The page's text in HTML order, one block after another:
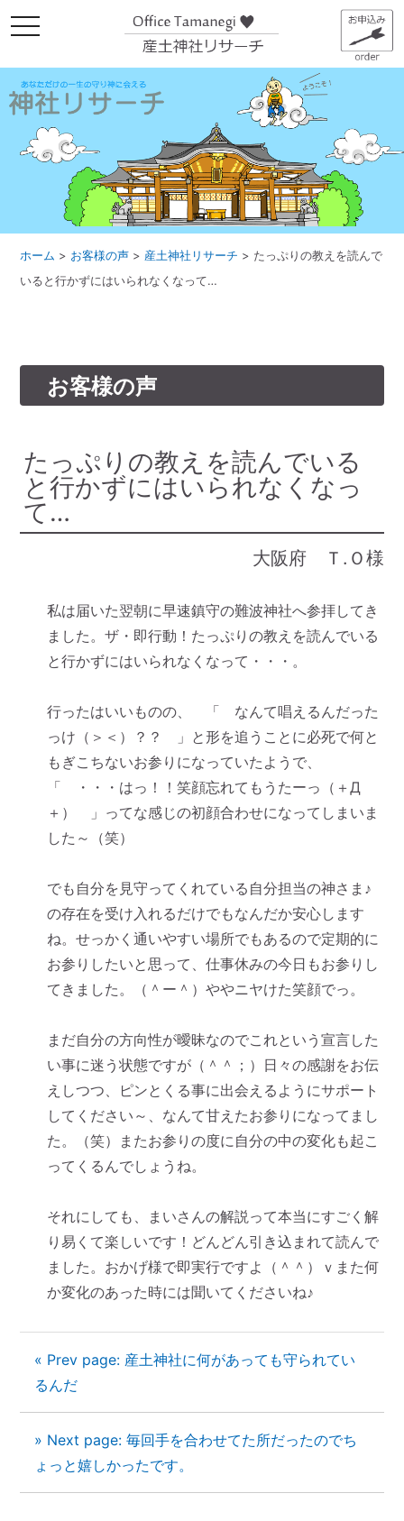
メ
ニ
ー
ホーム > お客様の声 > 産土神社リサーチ > たっぷりの教えを読んで
いると行かずにはいられなくなって…
お客様の声
たっぷりの教えを読んでいる
と行かずにはいられなくなっ
て…
大阪府 Ｔ.Ｏ様
私は届いた翌朝に早速鎮守の難波神社へ参拝してき
ました。ザ・即行動！たっぷりの教えを読んでいる
と行かずにはいられなくなって・・・。
行ったはいいものの、 「 なんて唱えるんだった
っけ（＞＜）？？ 」と形を追うことに必死で何と
もぎこちないお参りになっていたようで、
「 ・・・はっ！！笑顔忘れてもうたーっ（＋Д
＋） 」ってな感じの初顔合わせになってしまいま
した～（笑）
でも自分を見守ってくれている自分担当の神さま♪
の存在を受け入れるだけでもなんだか安心します
ね。せっかく通いやすい場所でもあるので定期的に
お参りしたいと思って、仕事休みの今日もお参りし
てきました。（＾ー＾）ややニヤけた笑顔でっ。
まだ自分の方向性が曖昧なのでこれという宣言した
い事に迷う状態ですが（＾＾；）日々の感謝をお伝
えしつつ、ピンとくる事に出会えるようにサポート
してください～、なんて甘えたお参りになってまし
た。（笑）またお参りの度に自分の中の変化も起こ
ってくるんでしょうね。
それにしても、まいさんの解説って本当にすごく解
り易くて楽しいです！どんどん引き込まれて読んで
ました。おかげ様で即実行ですよ（＾＾）ｖまた何
か変化のあった時には聞いてくださいね♪
« Prev page: 産土神社に何があっても守られてい
るんだ
» Next page: 毎回手を合わせてた所だったのでち
ょっと嬉しかったです。